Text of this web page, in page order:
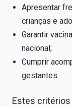
Apresentar
crianças e
Garantir
nacional;
Cumprir
gestantes.
Estes